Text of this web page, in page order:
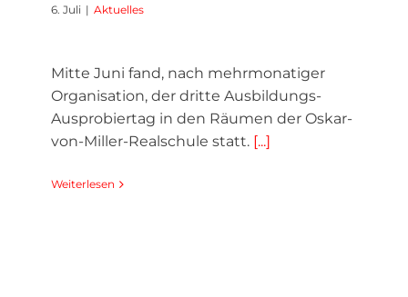
6. Juli | Aktuelles
Mitte Juni fand, nach mehrmonatiger
Organisation, der dritte Ausbildungs-
Ausprobiertag in den Räumen der Oskar-
von-Miller-Realschule statt. [...]
Weiterlesen